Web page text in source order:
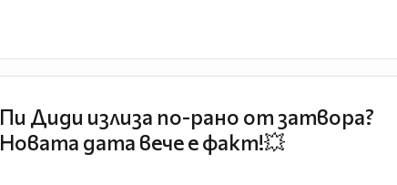
Пи Диди излиза по-рано от затвора?
Новата дата вече е факт!💥